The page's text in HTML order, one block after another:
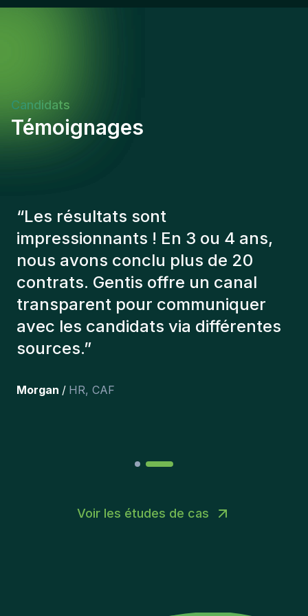
Candidats
Témoignages
“Les consultants Gentis ont
toujours tenu compte de plusieurs
éléments afin de nous présenter
les bons candidats. Les personnes
que l'on a recruté sont toujours là
et personnellement,je suis très
content des personnes qu’on a
Voir les études de cas